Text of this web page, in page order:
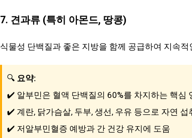
7. 견과류 (특히 아몬드, 땅콩)
식물성 단백질과 좋은 지방을 함께 공급하여 지속
🔍 요약:
✔️ 알부민은 혈액 단백질의 60%를 차지하는 핵심
✔️ 계란, 닭가슴살, 두부, 생선, 우유 등으로 자연 섭
✔️ 저알부민혈증 예방과 간 건강 유지에 도움